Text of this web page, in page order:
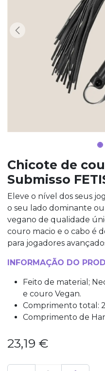
Chicote de
Submisso
Eleve o nível dos seus
o seu lado dominante
vegano de qualidade
couro macio e o cabo é
para jogadores
INFORMAÇÃO DO
Feito de material;
e couro Vegan.
Comprimento total:
Comprimento de
23,19 €